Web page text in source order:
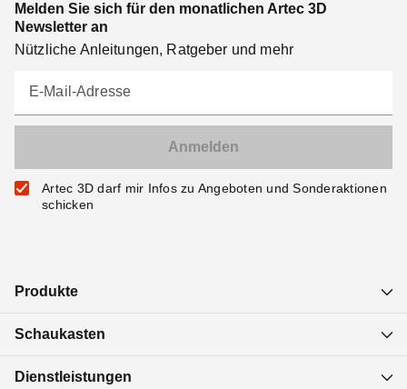
Melden Sie sich für den monatlichen Artec 3D
Newsletter an
Nützliche Anleitungen, Ratgeber und mehr
E-Mail-Adresse
Artec 3D darf mir Infos zu Angeboten und Sonderaktionen
schicken
Produkte
Schaukasten
Dienstleistungen